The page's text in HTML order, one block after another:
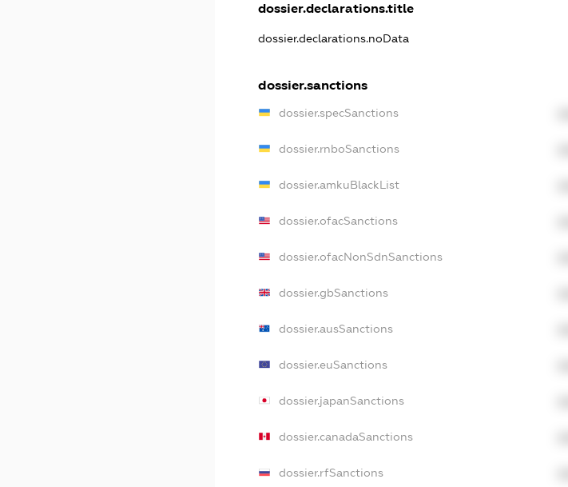
dossier.declarations.title
dossier.declarations.noData
dossier.sanctions
dossier.specSanctions
dossier.rnboSanctions
dossier.amkuBlackList
dossier.ofacSanctions
dossier.ofacNonSdnSanctions
dossier.gbSanctions
dossier.ausSanctions
dossier.euSanctions
dossier.japanSanctions
dossier.canadaSanctions
dossier.rfSanctions